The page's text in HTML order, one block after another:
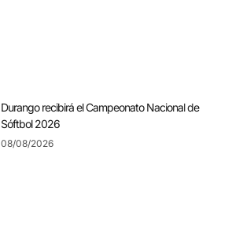
Durango recibirá el Campeonato Nacional de
Sóftbol 2026
08/08/2026